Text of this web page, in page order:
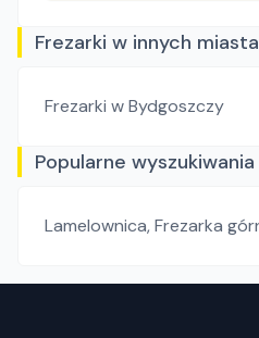
Frezarki w innych
Frezarki w Bydgoszczy
Popularne wyszukiwania
Lamelownica,Frezarka